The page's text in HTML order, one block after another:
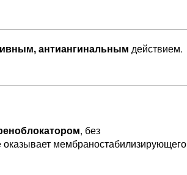
антиангинальным действием.
, без
мембраностабилизирующего